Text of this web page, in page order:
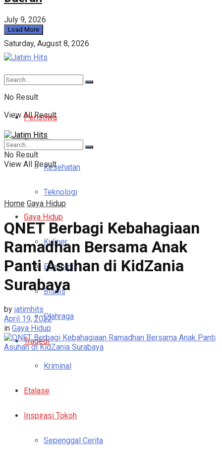
July 9, 2026
Load More
Saturday, August 8, 2026
No Result
View All Result
Peristiwa
Pendidikan
Kesehatan
Teknologi
Gaya Hidup
Kuliner
Ekonomi
Bisnis
Olahraga
Tragedi
Kriminal
Etalase
Inspirasi Tokoh
Sepenggal Cerita
No Result
View All Result
Home Gaya Hidup
QNET Berbagi Kebahagiaan
Ramadhan Bersama Anak
Panti Asuhan di KidZania
Surabaya
by jatimhits
April 19, 2022
in Gaya Hidup